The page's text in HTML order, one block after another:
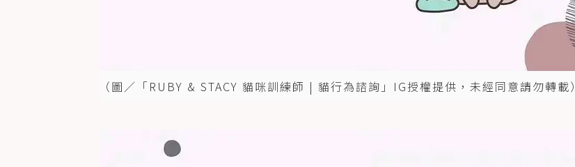
（圖／「RUBY & STACY 貓咪訓練師 | 貓行為諮詢」IG授權提供，未經同意請勿轉載）